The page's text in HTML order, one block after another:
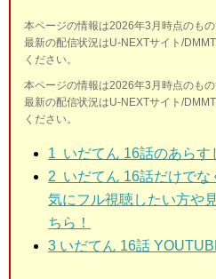
本ページの情報は2026年3月時点のもの
最新の配信状況はU-NEXTサイト/
ください。
本ページの情報は2026年3月時点のもの
最新の配信状況はU-NEXTサイト/
ください。
1 いだてん 16話のあらす
2 いだてん 16話だけでな
気にフル視聴したい方や
ちら！
3 いだてん 16話